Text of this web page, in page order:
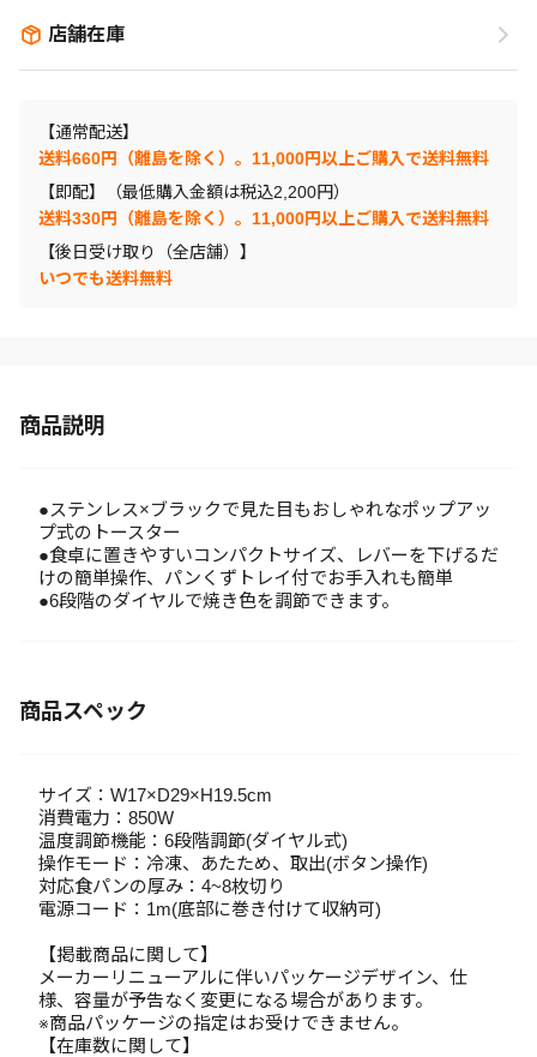
店舗在庫
【通常配送】
送料660円（離島を除く）。11,000円以上ご購入で送料無料
【即配】（最低購入金額は税込2,200円）
送料330円（離島を除く）。11,000円以上ご購入で送料無料
【後日受け取り（全店舗）】
いつでも送料無料
商品説明
●ステンレス×ブラックで見た目もおしゃれなポップアッ
プ式のトースター
●食卓に置きやすいコンパクトサイズ、レバーを下げるだ
けの簡単操作、パンくずトレイ付でお手入れも簡単
●6段階のダイヤルで焼き色を調節できます。
商品スペック
サイズ：W17×D29×H19.5cm
消費電力：850W
温度調節機能：6段階調節(ダイヤル式)
操作モード：冷凍、あたため、取出(ボタン操作)
対応食パンの厚み：4~8枚切り
電源コード：1m(底部に巻き付けて収納可)
【掲載商品に関して】
メーカーリニューアルに伴いパッケージデザイン、仕
様、容量が予告なく変更になる場合があります。
※商品パッケージの指定はお受けできません。
【在庫数に関して】